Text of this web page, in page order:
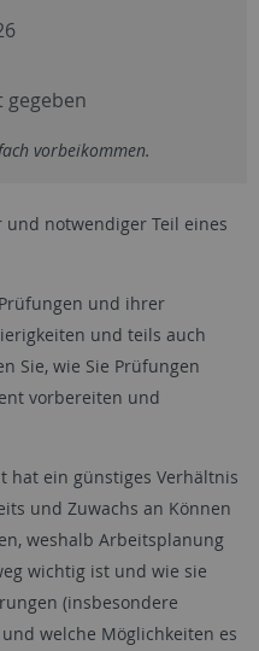
vorbeikommen.
notwendiger Teil eines
und ihrer
und teils auch
Sie, wie Sie Prüfungen
vorbereiten und
hat ein günstiges Verhältnis
und Zuwachs an Können
weshalb Arbeitsplanung
wichtig ist und wie sie
(insbesondere
welche Möglichkeiten es